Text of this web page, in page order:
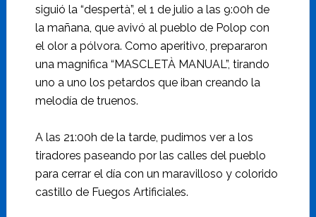
siguió la “despertà”, el 1 de julio a las 9:00h de
la mañana, que avivó al pueblo de Polop con
el olor a pólvora. Como aperitivo, prepararon
una magnifica “MASCLETÀ MANUAL”, tirando
uno a uno los petardos que iban creando la
melodía de truenos.
A las 21:00h de la tarde, pudimos ver a los
tiradores paseando por las calles del pueblo
para cerrar el día con un maravilloso y colorido
castillo de Fuegos Artificiales.